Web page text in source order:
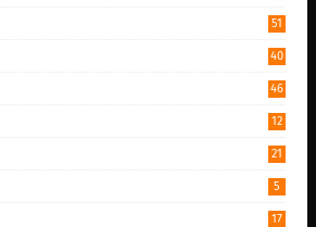
51
40
46
12
21
5
17